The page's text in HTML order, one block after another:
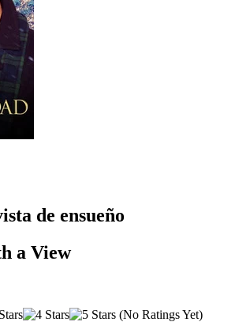
de ensueño
a View
(No Ratings Yet)